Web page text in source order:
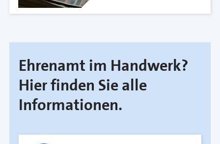
Ehrenamt im Handwerk?
Hier finden Sie alle
Informationen.